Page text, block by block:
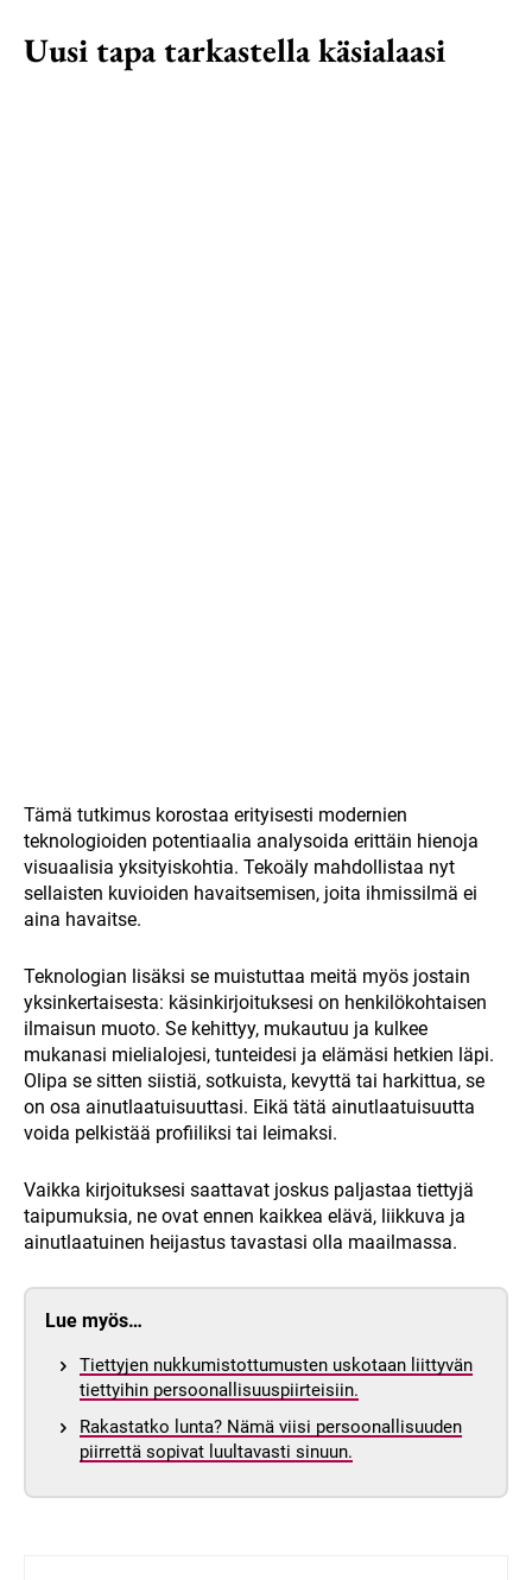
Uusi tapa tarkastella käsialaasi
Tämä tutkimus korostaa erityisesti modernien
teknologioiden potentiaalia analysoida erittäin hienoja
visuaalisia yksityiskohtia. Tekoäly mahdollistaa nyt
sellaisten kuvioiden havaitsemisen, joita ihmissilmä ei
aina havaitse.
Teknologian lisäksi se muistuttaa meitä myös jostain
yksinkertaisesta: käsinkirjoituksesi on henkilökohtaisen
ilmaisun muoto. Se kehittyy, mukautuu ja kulkee
mukanasi mielialojesi, tunteidesi ja elämäsi hetkien läpi.
Olipa se sitten siistiä, sotkuista, kevyttä tai harkittua, se
on osa ainutlaatuisuuttasi. Eikä tätä ainutlaatuisuutta
voida pelkistää profiiliksi tai leimaksi.
Vaikka kirjoituksesi saattavat joskus paljastaa tiettyjä
taipumuksia, ne ovat ennen kaikkea elävä, liikkuva ja
ainutlaatuinen heijastus tavastasi olla maailmassa.
Lue myös…
Tiettyjen nukkumistottumusten uskotaan liittyvän
tiettyihin persoonallisuuspiirteisiin.
Rakastatko lunta? Nämä viisi persoonallisuuden
piirrettä sopivat luultavasti sinuun.